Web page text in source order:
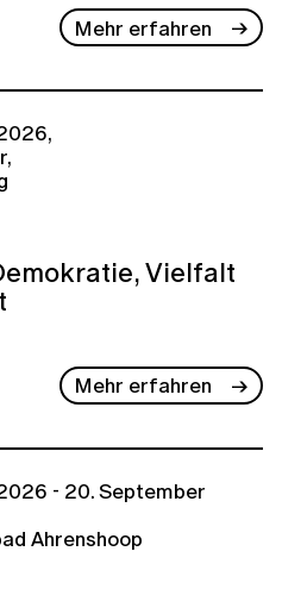
Mehr erfahren
Vielfalt
Mehr erfahren
- 20. September
Ahrenshoop